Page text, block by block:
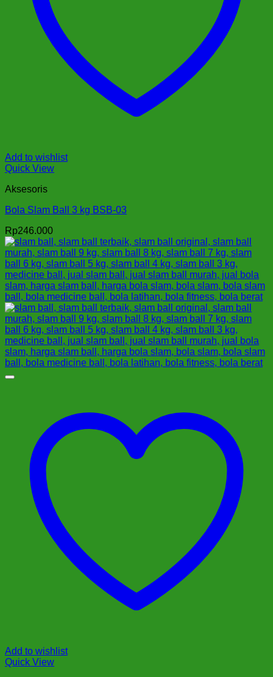
Add to wishlist
Quick View
Aksesoris
Bola Slam Ball 3 kg BSB-03
Rp246.000
Add to wishlist
Quick View